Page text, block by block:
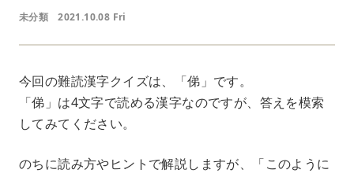
未分類 2021.10.08 Fri
今回の難読漢字クイズは、「俤」です。
「俤」は4文字で読める漢字なのですが、答えを模索
してみてください。
のちに読み方やヒントで解説しますが、「このように